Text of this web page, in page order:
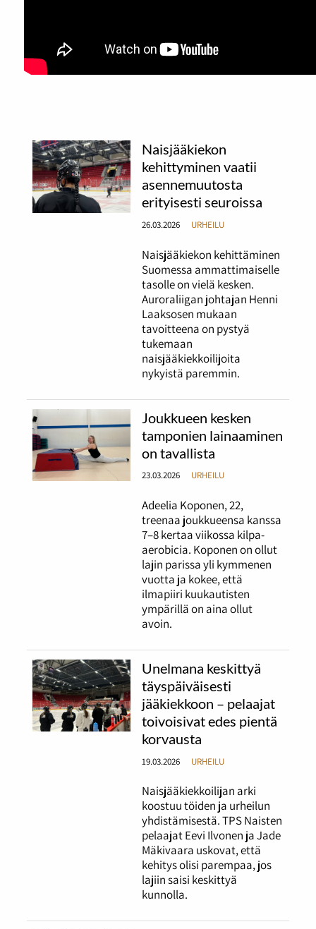
Naisjääkiekon
kehittyminen vaatii
asennemuutosta
erityisesti seuroissa
26.03.2026 URHEILU
Naisjääkiekon kehittäminen
Suomessa ammattimaiselle
tasolle on vielä kesken.
Auroraliigan johtajan Henni
Laaksosen mukaan
tavoitteena on pystyä
tukemaan
naisjääkiekkoilijoita
nykyistä paremmin.
Joukkueen kesken
tamponien lainaaminen
on tavallista
23.03.2026 URHEILU
Adeelia Koponen, 22,
treenaa joukkueensa kanssa
7–8 kertaa viikossa kilpa-
aerobicia. Koponen on ollut
lajin parissa yli kymmenen
vuotta ja kokee, että
ilmapiiri kuukautisten
ympärillä on aina ollut
avoin.
Unelmana keskittyä
täyspäiväisesti
jääkiekkoon – pelaajat
toivoisivat edes pientä
korvausta
19.03.2026 URHEILU
Naisjääkiekkoilijan arki
koostuu töiden ja urheilun
yhdistämisestä. TPS Naisten
pelaajat Eevi Ilvonen ja Jade
Mäkivaara uskovat, että
kehitys olisi parempaa, jos
lajiin saisi keskittyä
kunnolla.